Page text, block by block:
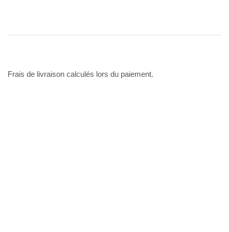
Frais de livraison calculés lors du paiement.